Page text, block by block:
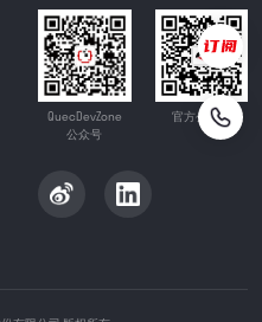
QuecDevZone
公众号
官方公众号